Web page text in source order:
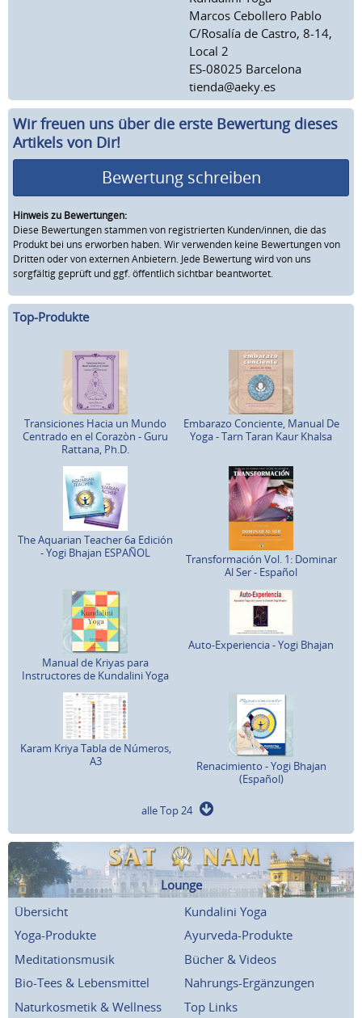
Marcos Cebollero Pablo
C/Rosalía de Castro, 8-14,
Local 2
ES-08025 Barcelona
tienda@aeky.es
Wir freuen uns über die erste Bewertung dieses
Artikels von Dir!
Bewertung schreiben
Hinweis zu Bewertungen:
Diese Bewertungen stammen von registrierten Kunden/innen, die das
Produkt bei uns erworben haben. Wir verwenden keine Bewertungen von
Dritten oder von externen Anbietern. Jede Bewertung wird von uns
sorgfältig geprüft und ggf. öffentlich sichtbar beantwortet.
Top-Produkte
Transiciones Hacia un Mundo
Centrado en el Corazòn - Guru
Rattana, Ph.D.
Embarazo Conciente, Manual De
Yoga - Tarn Taran Kaur Khalsa
The Aquarian Teacher 6a Edición
- Yogi Bhajan ESPAÑOL
Transformación Vol. 1: Dominar
Al Ser - Español
Manual de Kriyas para
Instructores de Kundalini Yoga
Auto-Experiencia - Yogi Bhajan
Karam Kriya Tabla de Números,
A3
Renacimiento - Yogi Bhajan
(Español)
alle Top 24
Lounge
Übersicht
Kundalini Yoga
Yoga-Produkte
Ayurveda-Produkte
Meditationsmusik
Bücher & Videos
Bio-Tees & Lebensmittel
Nahrungs-Ergänzungen
Naturkosmetik & Wellness
Top Links